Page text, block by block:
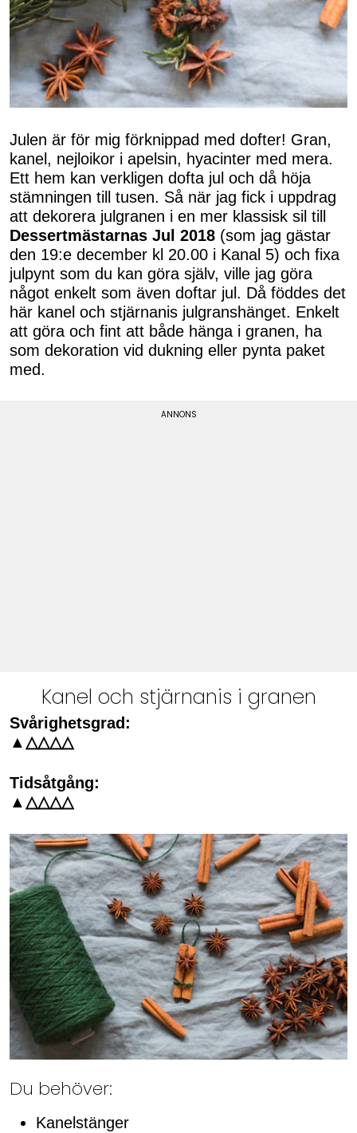
Julen är för mig förknippad med dofter! Gran,
kanel, nejloikor i apelsin, hyacinter med mera.
Ett hem kan verkligen dofta jul och då höja
stämningen till tusen. Så när jag fick i uppdrag
att dekorera julgranen i en mer klassisk sil till
Dessertmästarnas Jul 2018 (som jag gästar
den 19:e december kl 20.00 i Kanal 5) och fixa
julpynt som du kan göra själv, ville jag göra
något enkelt som även doftar jul. Då föddes det
här kanel och stjärnanis julgranshänget. Enkelt
att göra och fint att både hänga i granen, ha
som dekoration vid dukning eller pynta paket
med.
Kanel och stjärnanis i granen
Svårighetsgrad:
▲△△△△
Tidsåtgång:
▲△△△△
Du behöver:
Kanelstänger